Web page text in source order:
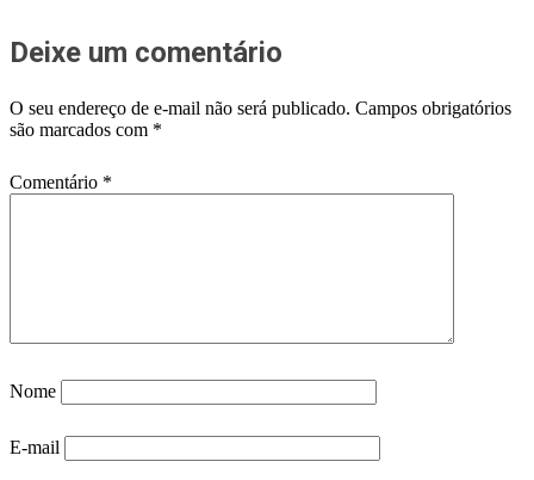
Deixe um comentário
O seu endereço de e-mail não será publicado. Campos obrigatórios
são marcados com *
Comentário *
Nome
E-mail